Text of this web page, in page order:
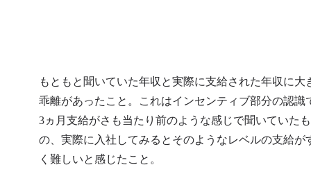
もともと聞いていた年収と実際に支給された年収に大
乖離があったこと。これはインセンティブ部分の認識
3ヵ月支給がさも当たり前のような感じで聞いていた
の、実際に入社してみるとそのようなレベルの支給が
く難しいと感じたこと。